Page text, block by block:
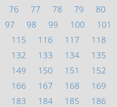
76 77 78 79 80
97 98 99 100 101
115 116 117 118
132 133 134 135
149 150 151 152
166 167 168 169
183 184 185 186